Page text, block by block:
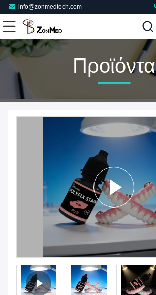
info@zonmedtech.com
Προϊόντα